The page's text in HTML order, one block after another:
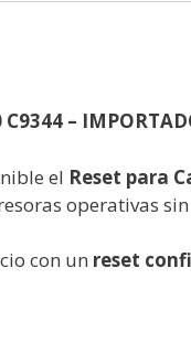
–
el Reset para
operativas
con un reset